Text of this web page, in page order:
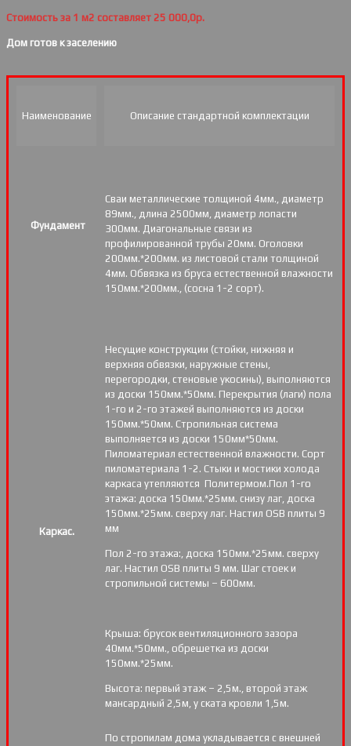
Стоимость за 1 м2 составляет 25 000,0р.
Дом готов к заселению
Наименование Описание стандартной комплектации
Фундамент
Сваи металлические толщиной 4мм., диаметр
89мм., длина 2500мм, диаметр лопасти
300мм. Диагональные связи из
профилированной трубы 20мм. Оголовки
200мм.*200мм. из листовой стали толщиной
4мм. Обвязка из бруса естественной влажности
150мм.*200мм., (сосна 1-2 сорт).
Каркас.
Несущие конструкции (стойки, нижняя и
верхняя обвязки, наружные стены,
перегородки, стеновые укосины), выполняются
из доски 150мм.*50мм. Перекрытия (лаги) пола
1-го и 2-го этажей выполняются из доски
150мм.*50мм. Стропильная система
выполняется из доски 150мм*50мм.
Пиломатериал естественной влажности. Сорт
пиломатериала 1-2. Стыки и мостики холода
каркаса утепляются Политермом.Пол 1-го
этажа: доска 150мм.*25мм. снизу лаг, доска
150мм.*25мм. сверху лаг. Настил OSB плиты 9
мм
Пол 2-го этажа:, доска 150мм.*25мм. сверху
лаг. Настил OSB плиты 9 мм. Шаг стоек и
стропильной системы – 600мм.
Крыша: брусок вентиляционного зазора
40мм.*50мм., обрешетка из доски
150мм.*25мм.
Высота: первый этаж – 2,5м., второй этаж
мансардный 2,5м, у ската кровли 1,5м.
По стропилам дома укладывается с внешней